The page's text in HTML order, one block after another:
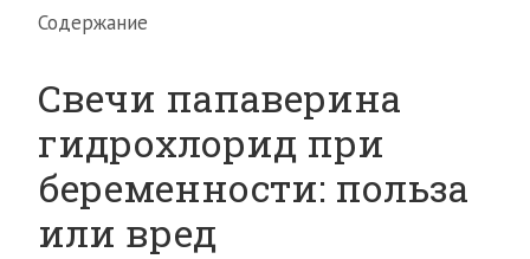
Содержание
Свечи папаверина
гидрохлорид при
беременности: польза
или вред